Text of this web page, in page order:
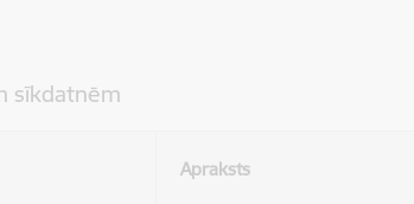
sīkdatnēm
Apraksts